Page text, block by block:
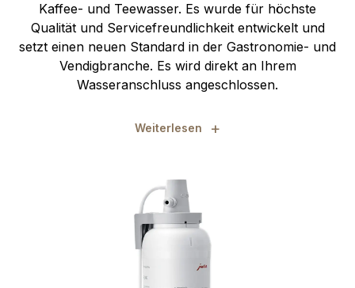
Kaffee- und Teewasser. Es wurde für höchste
Qualität und Servicefreundlichkeit entwickelt und
setzt einen neuen Standard in der Gastronomie- und
Vendigbranche. Es wird direkt an Ihrem
Wasseranschluss angeschlossen.
Weiterlesen +